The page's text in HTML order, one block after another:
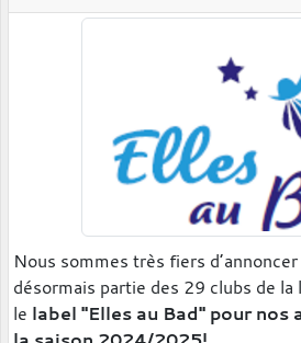
Nous sommes très fiers
désormais partie des 29 clubs de
le label "Elles au Bad" pour nos